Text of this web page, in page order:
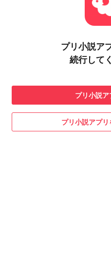
プリ小説ア
続行して
プリ小説ア
プリ小説アプ